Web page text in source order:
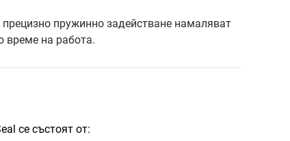
пружинно задействане намаляват
време на работа.
се състоят от: